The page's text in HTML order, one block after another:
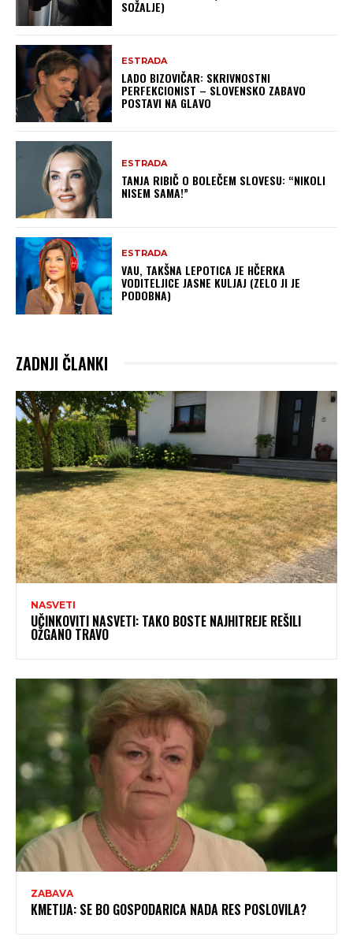
SOŽALJE)
ESTRADA
LADO BIZOVIČAR: SKRIVNOSTNI
PERFEKCIONIST – SLOVENSKO ZABAVO
POSTAVI NA GLAVO
ESTRADA
TANJA RIBIČ O BOLEČEM SLOVESU: “NIKOLI
NISEM SAMA!”
ESTRADA
VAU, TAKŠNA LEPOTICA JE HČERKA
VODITELJICE JASNE KULJAJ (ZELO JI JE
PODOBNA)
ZADNJI ČLANKI
NASVETI
UČINKOVITI NASVETI: TAKO BOSTE NAJHITREJE REŠILI
OŽGANO TRAVO
ZABAVA
KMETIJA: SE BO GOSPODARICA NADA RES POSLOVILA?